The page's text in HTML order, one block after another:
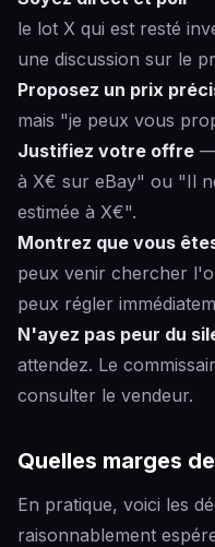
le lot X qui est resté
une discussion sur le
Proposez un prix
mais "je peux vous
Justifiez votre offre —
à X€ sur eBay" ou "Il
estimée à X€".
Montrez que vous
peux venir chercher
peux régler
N'ayez pas peur du
attendez. Le
consulter le vendeur.
Quelles marges
En pratique, voici les
raisonnablement